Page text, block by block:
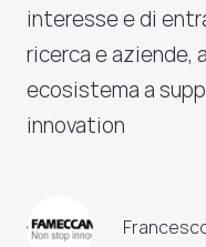
interesse e di
ricerca e aziende,
ecosistema a
innovation